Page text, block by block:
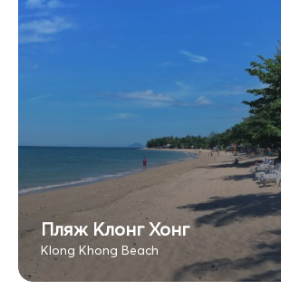
Пляж Клонг Хонг
Klong Khong Beach